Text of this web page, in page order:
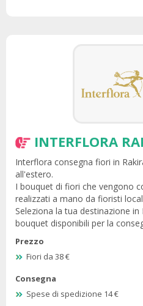
INTERFLORA
Interflora consegna fiori in
all'estero.
I bouquet di fiori che vengono
realizzati a mano da fioristi
Seleziona la tua destinazione
bouquet disponibili per la
Prezzo
Fiori da 38 €
Consegna
Spese di spedizione 14 €